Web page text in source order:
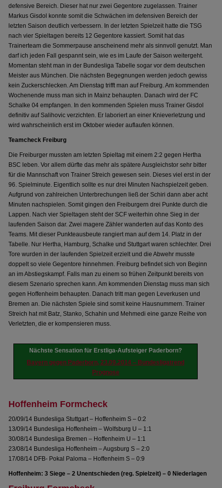
defensive Bereich. Dieser hat nur zwei Gegentore zugelassen. Trainer
Markus Gisdol konnte somit die Schwächen im defensiven Bereich der
letzten Saison deutlich verbessern. In der letzten Spielzeit hatte die TSG
nach vier Spieltagen bereits 12 Gegentore kassiert. Somit hat das
Trainerteam die Sommerpause anscheinend mehr als sinnvoll genutzt. Man
darf ich jeden Fall gespannt sein, wie es im Laufe der Saison weitergeht.
Momentan steht man in der Bundesliga Tabelle sogar vor dem deutschen
Meister aus München. Die nächsten Begegnungen werden jedoch gewiss
kein Zuckerschlecken. Am Dienstag trifft man auf Freiburg. Am kommenden
Wochenende muss man sich in Mainz behaupten. Danach wird der FC
Schalke 04 empfangen. In den kommenden Spielen muss Trainer Gisdol
definitiv auf Salihovic verzichten. Er laboriert an einer Knieverletzung und
wird wahrscheinlich erst im Oktober wieder auflaufen können.
Teamcheck Freiburg
Die Freiburger mussten am letzten Spieltag mit einem 2:2 gegen Hertha
BSC leben. Vor allem dürfte das mehr als spätere Ausgleichstor sehr bitter
für die Mannschaft von Trainer Streich gewesen sein. Dieses viel erst in der
96. Spielminute. Eigentlich sollte es nur drei Minuten Nachspielzeit geben.
Aufgrund von zahlreichen Unterbrechungen ließ der Schiri dann aber acht
Minuten nachspielen. Somit gingen den Freiburgern drei Punkte durch die
Lappen. Nach vier Spieltagen steht der SCF weiterhin ohne Sieg in der
laufenden Saison dar. Zwei magere Zähler wanderten auf das Konto des
Teams. Mit dieser Punkteausbeute rangiert man auf dem 14. Platz in der
Tabelle. Nur Hertha, Hamburg, Schalke und Stuttgart waren schlechter. Drei
Tore wurden in der laufenden Spielzeit erzielt und die Abwehr musste
doppelt so viele Gegentore hinnehmen. Freiburg befindet sich von Beginn
an im Abstiegskampf. Falls man zu einem so frühen Zeitpunkt bereits von
diesem Szenario sprechen kann. Am kommenden Dienstag muss man sich
gegen Hoffenheim behaupten. Danach tritt man gegen Leverkusen und
Bremen an. Die nächsten Spiele sind somit keine Hausnummern. Trainer
Streich hat mit Batz, Stanko, Schahin und Mehmedi eine ganze Reihe von
Verletzten, die er kompensieren muss.
Nächste Sensation für Erstliga-Aufsteiger Paderborn?
Bayern gegen Paderborn, 23.09.2014 – Bundesligatrend
Prognose
Hoffenheim Formcheck
20/09/14 Bundesliga Stuttgart – Hoffenheim S – 0:2
13/09/14 Bundesliga Hoffenheim – Wolfsburg U – 1:1
30/08/14 Bundesliga Bremen – Hoffenheim U – 1:1
23/08/14 Bundesliga Hoffenheim – Augsburg S – 2:0
17/08/14 DFB- Pokal Paloma – Hoffenheim S – 0:9
Hoffenheim: 3 Siege – 2 Unentschieden (reg. Spielzeit) – 0 Niederlagen